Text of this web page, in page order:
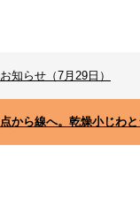
知らせ（7月29日）
から線へ。乾燥小じわ